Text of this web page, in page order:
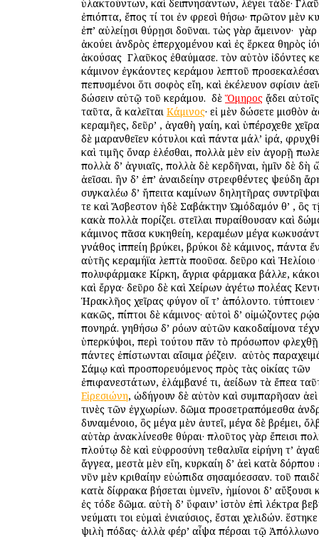
ὑλακτούντων, καὶ δειπνησάντων, λέγει τάδε·
ἐπιόπτα, ἔπος τί τοι ἐν φρεσὶ θήσω· πρῶτον μὲν
ἐπ’ αὐλείῃσι θύρῃσι δοῦναι. τὼς γὰρ ἄμεινον· ὁ
ἀκούει ἀνδρὸς ἐπερχομένου καὶ ἐς ἕρκεα θηρὸς
ἀκούσας ὁ Γλαῦκος ἐθαύμασε. τὸν αὐτὸν ἰδόντες
κάμινον ἐγκάοντες κεράμου λεπτοῦ
πεπυσμένοι ὅτι σοφὸς εἴη, καὶ ἐκέλευον σφίσιν
δώσειν αὐτῷ τοῦ κεράμου. ὁ δὲ Ὅμηρος ᾄδει
ταῦτα, ἃ καλεῖται Κάμινος· εἰ μὲν δώσετε μισθὸν
κεραμῆες, δεῦρ’ , ἀγαθὴ γαίη, καὶ ὑπέρσχεθε
δὲ μαρανθεῖεν κότυλοι καὶ πάντα μάλ’ ἱρά,
καὶ τιμῆς ὄναρ ἑλέσθαι, πολλὰ μὲν εἰν ἀγορῇ
πολλὰ δ’ ἀγυιαῖς, πολλὰ δὲ κερδῆναι, ἡμῖν δὲ δὴ
ἀεῖσαι. ἢν δ’ ἐπ’ ἀναιδείην στρεφθέντες ψεύδη
συγκαλέω δ’ ἤπειτα καμίνων δηλητῆρας
τε καὶ Ἄσβεστον ἠδὲ Σαβάκτην Ὠμόδαμόν θ’ , ὃς
κακὰ πολλὰ πορίζει. στεῖλαι πυραίθουσαν καὶ
κάμινος πᾶσα κυκηθείη, κεραμέων μέγα
γνάθος ἱππείη βρύκει, βρύκοι δὲ κάμινος, πάντα
αὐτῆς κεραμήϊα λεπτὰ ποοῦσα. δεῦρο καὶ Ἠελίοιο
πολυφάρμακε Κίρκη, ἄγρια φάρμακα βάλλε,
καὶ ἔργα· δεῦρο δὲ καὶ Χείρων ἀγέτω πολέας
Ἡρακλῆος χεῖρας φύγον οἵ τ’ ἀπόλοντο. τύπτοιεν
κακῶς, πίπτοι δὲ κάμινος· αὐτοὶ δ’ οἰμώζοντες
πονηρά. γηθήσω δ’ ὁρόων αὐτῶν κακοδαίμονα
ὑπερκύψοι, περὶ τούτου πᾶν τὸ πρόσωπον
πάντες ἐπίστωνται αἴσιμα ῥέζειν. ὁ αὐτὸς
Σάμῳ καὶ προσπορευόμενος πρὸς τὰς οἰκίας τῶν
ἐπιφανεστάτων, ἐλάμβανέ τι, ἀείδων τὰ ἔπεα
Εἰρεσιώνη, ὡδήγουν δὲ αὐτὸν καὶ συμπαρῆσαν
τινὲς τῶν ἐγχωρίων. δῶμα προσετραπόμεσθα
δυναμένοιο, ὃς μέγα μὲν ἀυτεῖ, μέγα δὲ βρέμει,
αὐτὰρ ἀνακλίνεσθε θύραι· πλοῦτος γὰρ ἔπεισι
πλούτῳ δὲ καὶ εὐφροσύνη τεθαλυῖα εἰρήνη τ’
ἄγγεα, μεστὰ μὲν εἴη, κυρκαίη δ’ ἀεὶ κατὰ
νῦν μὲν κριθαίην εὐώπιδα σησαμόεσσαν. τοῦ
κατὰ δίφρακα βήσεται ὑμνεῖν, ἡμίονοι δ’ αὔξουσι
ἐς τόδε δῶμα. αὐτὴ δ’ ὕφαιν’ ἱστὸν ἐπὶ λέκτρα
νεύματι τοι εὐμαὶ ἐνιαύσιος, ἔσται χελιδών.
ψιλὴ πόδας· ἀλλὰ φέρ’ αἶψα πέρσαι τῷ